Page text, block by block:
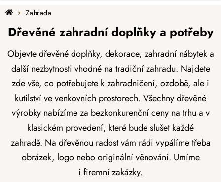
DomůZahrada
Dřevěné zahradní doplňky a potřeby
Objevte dřevěné doplňky, dekorace, zahradní nábytek a
další nezbytnosti vhodné na tradiční zahradu. Najdete
zde vše, co potřebujete k zahradničení, ozdobě, ale i
kutilství ve venkovních prostorech. Všechny dřevěné
výrobky nabízíme za bezkonkurenční ceny na trhu a v
klasickém provedení, které bude slušet každé
zahradě. Na dřevěnou radost vám rádivypálímetřeba
obrázek, logo nebo originální věnování. Umíme
i firemní zakázky.